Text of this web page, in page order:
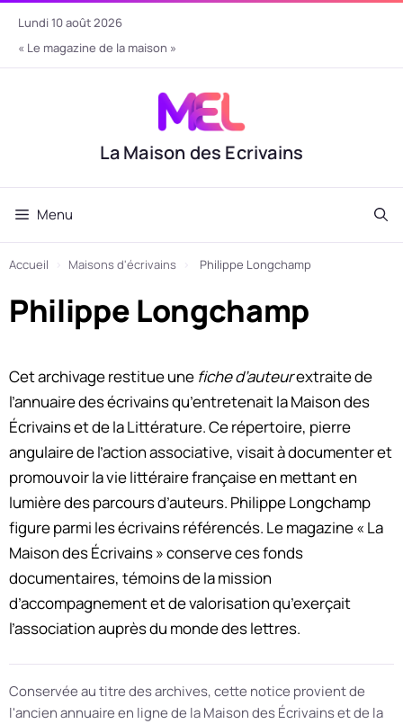
lundi 10 août 2026
« Le magazine de la maison »
La Maison des Ecrivains
Menu
Accueil Maisons d'écrivains Philippe Longchamp
Philippe Longchamp
Cet archivage restitue une fiche d’auteurextraite de
l’annuaire des écrivains qu’entretenait la Maison des
Écrivains et de la Littérature. Ce répertoire, pierre
angulaire de l’action associative, visait à documenter et
promouvoir la vie littéraire française en mettant en
lumière des parcours d’auteurs. Philippe Longchamp
figure parmi les écrivains référencés. Le magazine « La
Maison des Écrivains » conserve ces fonds
documentaires, témoins de la mission
d’accompagnement et de valorisation qu’exerçait
l’association auprès du monde des lettres.
Conservée au titre des archives, cette notice provient de
l'ancien annuaire en ligne de la Maison des Écrivains et de la